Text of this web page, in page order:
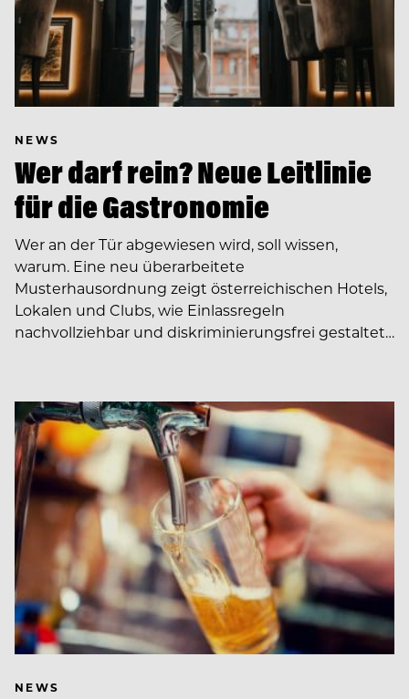
NEWS
Wer darf rein? Neue Leitlinie
für die Gastronomie
Wer an der Tür abgewiesen wird, soll wissen,
warum. Eine neu überarbeitete
Musterhausordnung zeigt österreichischen Hotels,
Lokalen und Clubs, wie Einlassregeln
nachvollziehbar und diskriminierungsfrei gestaltet…
NEWS